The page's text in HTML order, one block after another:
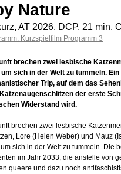
Nature
AT 2026, DCP, 21 min,
Kurzspielfilm Programm 3
brechen zwei lesbische
um sich in der Welt zu tummeln.
Trip, auf dem das
der erste
Widerstand wird.
brechen zwei lesbische
Lore (Helen Weber) und Mauz
sich in der Welt zu tummeln. Die
im Jahr 2033, die anstelle von
queere und dazu noch